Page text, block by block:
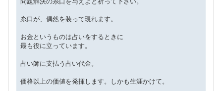
糸口が、偶然を装って現れます。
お金というものは占いをするときに
最も役に立っています。
占い師に支払う占い代金。
価格以上の価値を発揮します。しかも生涯かけて。